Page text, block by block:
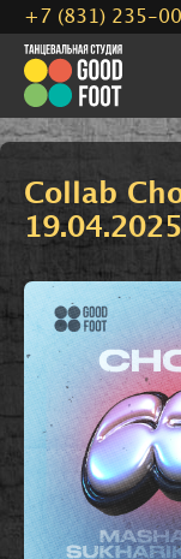
Collab
19.04.2025
+7 (831) 235-